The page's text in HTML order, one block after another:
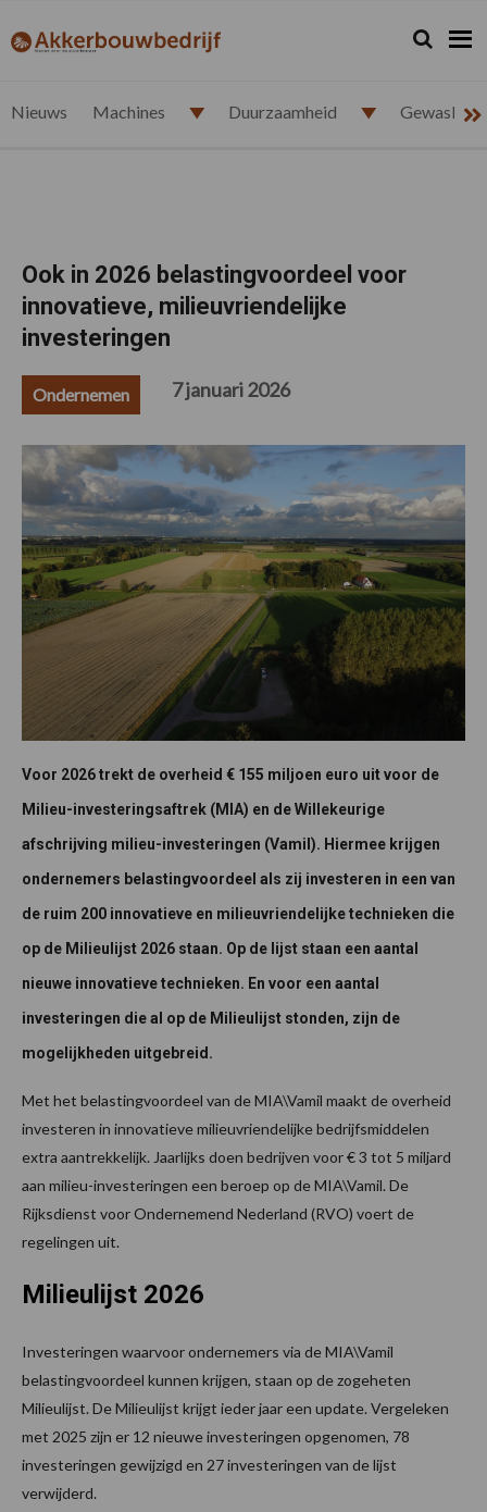
de
de
de
de
akkerbouwbedrijf.nl Zoeken...
Zoek
Nieuws Machines Duurzaamheid
Ook in 2026 belastingvoordeel voor
innovatieve, milieuvriendelijke
investeringen
Ondernemen 7 januari 2026
Voor 2026 trekt de overheid € 155 miljoen euro uit voor de
Milieu-investeringsaftrek (MIA) en de Willekeurige
afschrijving milieu-investeringen (Vamil). Hiermee krijgen
ondernemers belastingvoordeel als zij investeren in een van
de ruim 200 innovatieve en milieuvriendelijke technieken die
op de Milieulijst 2026 staan. Op de lijst staan een aantal
nieuwe innovatieve technieken. En voor een aantal
investeringen die al op de Milieulijst stonden, zijn de
mogelijkheden uitgebreid.
Met het belastingvoordeel van de MIA\Vamil maakt de overheid
investeren in innovatieve milieuvriendelijke bedrijfsmiddelen
extra aantrekkelijk. Jaarlijks doen bedrijven voor € 3 tot 5 miljard
aan milieu-investeringen een beroep op de MIA\Vamil. De
Rijksdienst voor Ondernemend Nederland (RVO) voert de
regelingen uit.
Milieulijst 2026
Investeringen waarvoor ondernemers via de MIA\Vamil
belastingvoordeel kunnen krijgen, staan op de zogeheten
Milieulijst. De Milieulijst krijgt ieder jaar een update. Vergeleken
met 2025 zijn er 12 nieuwe investeringen opgenomen, 78
investeringen gewijzigd en 27 investeringen van de lijst
verwijderd.